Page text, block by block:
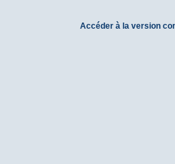
Accéder à la version